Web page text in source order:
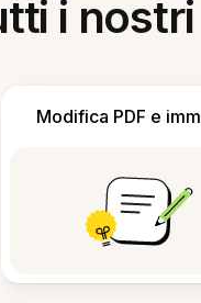
i
Modifica PDF e